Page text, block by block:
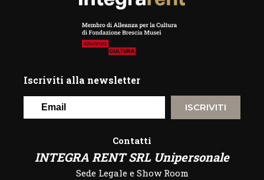
Iscriviti alla newsletter
ISCRIVITI
Contatti
INTEGRA RENT SRL Unipersonale
Sede Legale e Show Room